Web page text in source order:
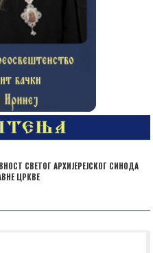
СВЕТОГ АРХИЈЕРЕЈСКОГ СИНОДА
ЦРКВЕ